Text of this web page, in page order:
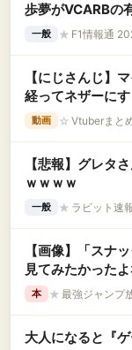
歩夢がVCARBの
一般 ★ F1情報通
【にじさんじ】
経ってネザーに
動画 ☆ Vtuberまと
【悲報】グレタ
ｗｗｗｗ
一般 ★ ラビット速
【画像】「スナ
見てみたかった
本 ★ 最強ジャンプ
大人になると『